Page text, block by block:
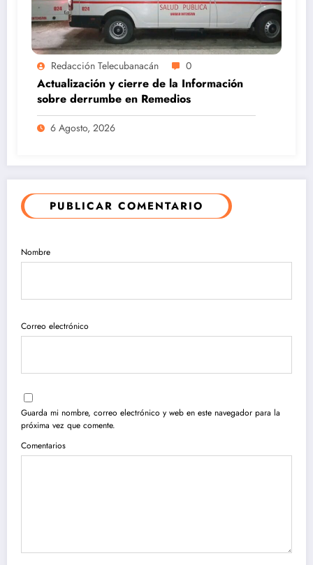
Redacción Telecubanacán 0
Actualización y cierre de la Información
sobre derrumbe en Remedios
6 Agosto, 2026
PUBLICAR COMENTARIO
Nombre
Correo electrónico
Guarda mi nombre, correo electrónico y web en este navegador para la
próxima vez que comente.
Comentarios